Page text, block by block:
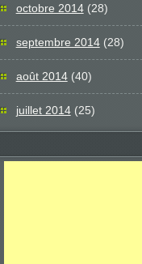
octobre 2014(28)
septembre 2014(28)
août 2014(40)
juillet 2014(25)